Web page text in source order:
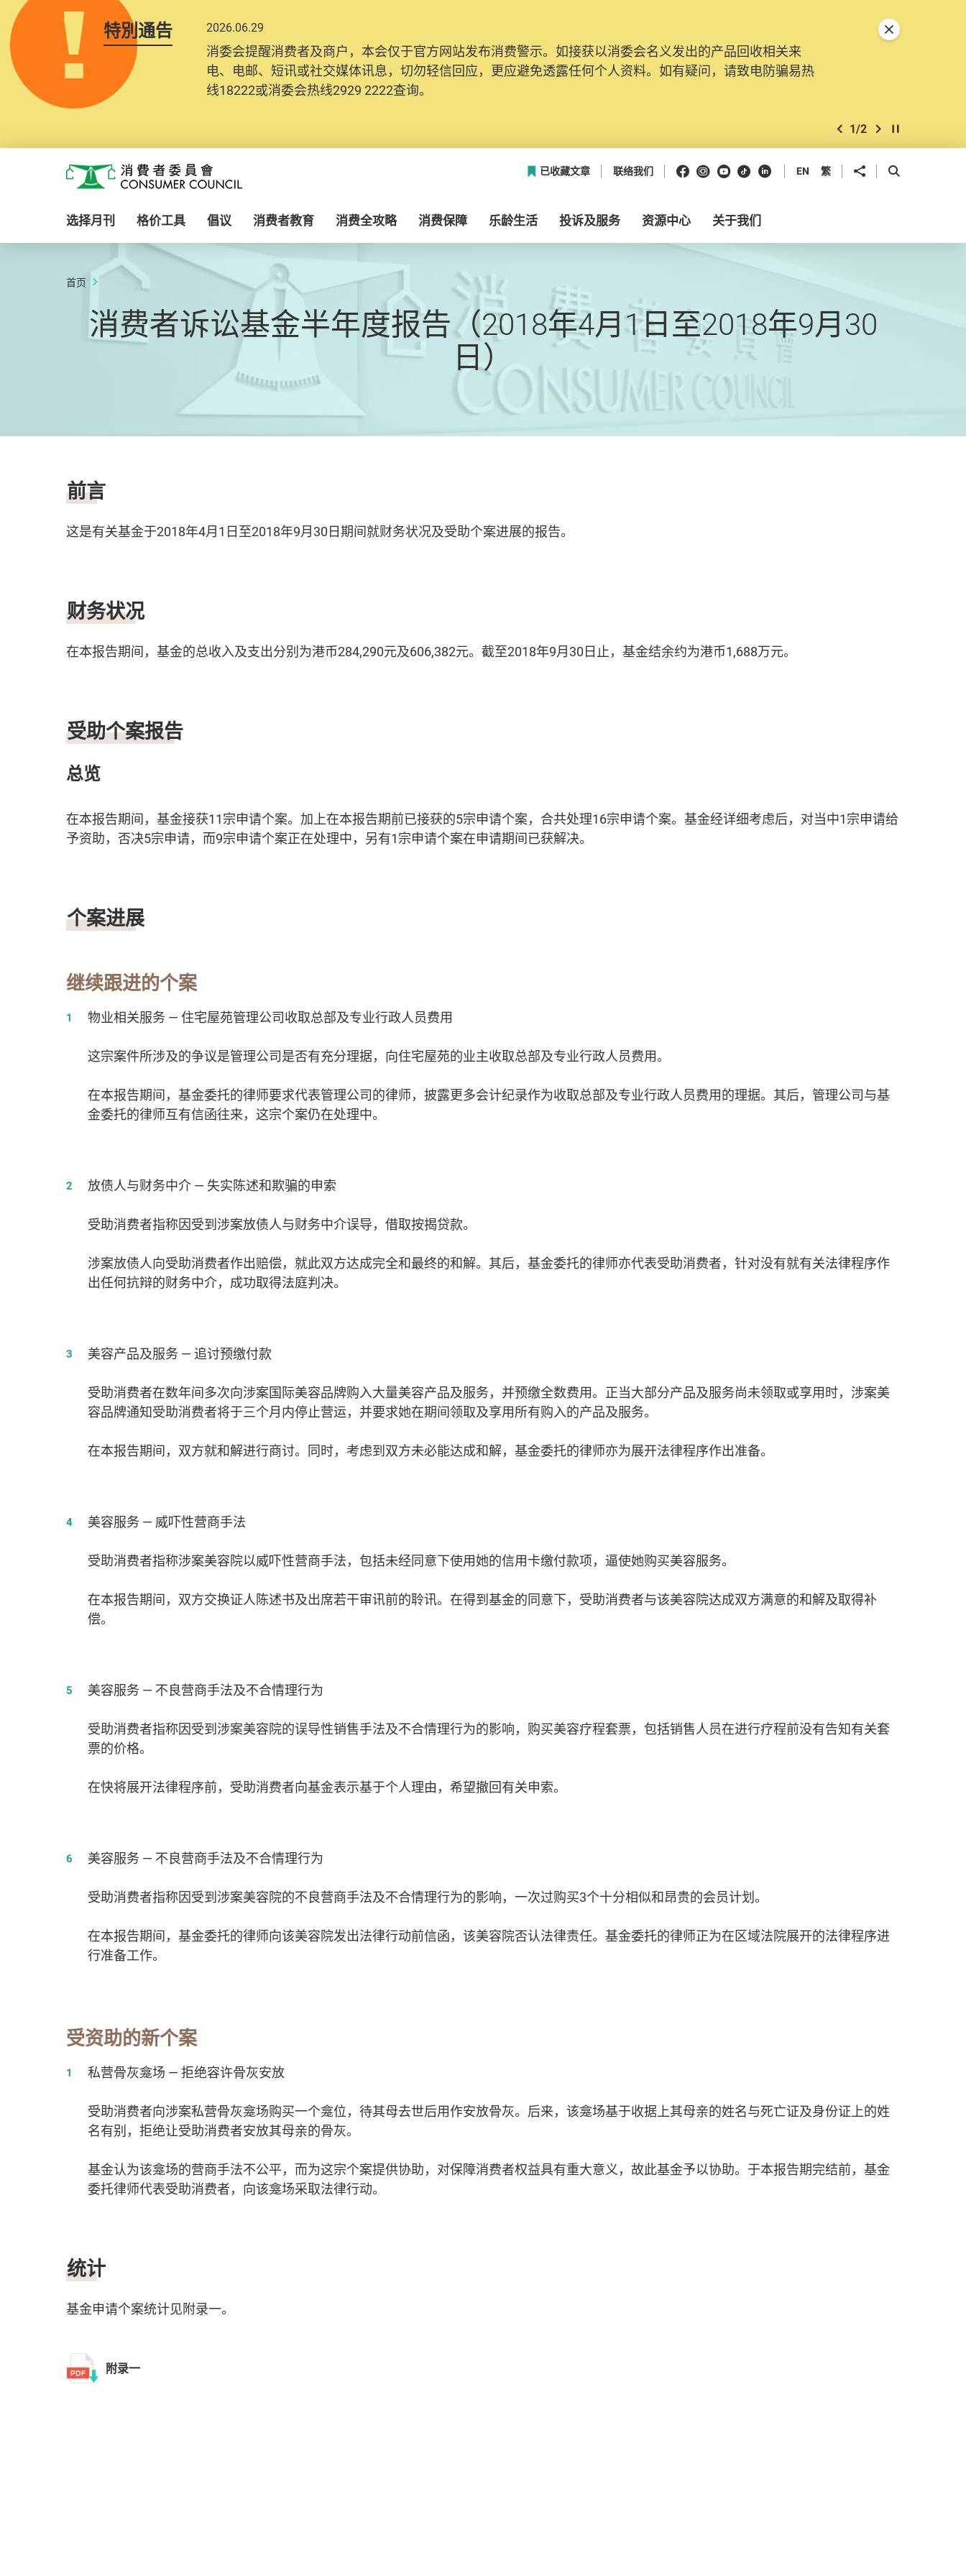
特別通告 2026.06.29
消委会提醒消费者及商户，本会仅于官方网站发布消费警示。如接获以消委会名义发出的产品回收相关来
电、电邮、短讯或社交媒体讯息，切勿轻信回应，更应避免透露任何个人资料。如有疑问，请致电防骗易热
线18222或消委会热线2929 2222查询。
上一个
1/2 下一个开始/暂停幻灯
关闭特別通告
消费者委员会
已收藏文章 联络我们 Facebook
Instagram
Youtube
抖音领英 EN 繁 分享到 开启搜寻框
选择月刊 格价工具 倡议 消费者教育 消费全攻略 消费保障 乐龄生活 投诉及服务 资源中心 关于我们
首页
消费者诉讼基金半年度报告（2018年4月1日至2018年9月30
日）
前言
这是有关基金于2018年4月1日至2018年9月30日期间就财务状况及受助个案进展的报告。
财务状况
在本报告期间，基金的总收入及支出分别为港币284,290元及606,382元。截至2018年9月30日止，基金结余约为港币1,688万元。
受助个案报告
总览
在本报告期间，基金接获11宗申请个案。加上在本报告期前已接获的5宗申请个案，合共处理16宗申请个案。基金经详细考虑后，对当中1宗申请给
予资助，否决5宗申请，而9宗申请个案正在处理中，另有1宗申请个案在申请期间已获解决。
个案进展
继续跟进的个案
物业相关服务 — 住宅屋苑管理公司收取总部及专业行政人员费用
这宗案件所涉及的争议是管理公司是否有充分理据，向住宅屋苑的业主收取总部及专业行政人员费用。
在本报告期间，基金委托的律师要求代表管理公司的律师，披露更多会计纪录作为收取总部及专业行政人员费用的理据。其后，管理公司与基
金委托的律师互有信函往来，这宗个案仍在处理中。
放债人与财务中介 — 失实陈述和欺骗的申索
受助消费者指称因受到涉案放债人与财务中介误导，借取按揭贷款。
涉案放债人向受助消费者作出赔偿，就此双方达成完全和最终的和解。其后，基金委托的律师亦代表受助消费者，针对没有就有关法律程序作
出任何抗辩的财务中介，成功取得法庭判决。
美容产品及服务 — 追讨预缴付款
受助消费者在数年间多次向涉案国际美容品牌购入大量美容产品及服务，并预缴全数费用。正当大部分产品及服务尚未领取或享用时，涉案美
容品牌通知受助消费者将于三个月内停止营运，并要求她在期间领取及享用所有购入的产品及服务。
在本报告期间，双方就和解进行商讨。同时，考虑到双方未必能达成和解，基金委托的律师亦为展开法律程序作出准备。
美容服务 — 威吓性营商手法
受助消费者指称涉案美容院以威吓性营商手法，包括未经同意下使用她的信用卡缴付款项，逼使她购买美容服务。
在本报告期间，双方交换证人陈述书及出席若干审讯前的聆讯。在得到基金的同意下，受助消费者与该美容院达成双方满意的和解及取得补
偿。
美容服务 — 不良营商手法及不合情理行为
受助消费者指称因受到涉案美容院的误导性销售手法及不合情理行为的影响，购买美容疗程套票，包括销售人员在进行疗程前没有告知有关套
票的价格。
在快将展开法律程序前，受助消费者向基金表示基于个人理由，希望撤回有关申索。
美容服务 — 不良营商手法及不合情理行为
受助消费者指称因受到涉案美容院的不良营商手法及不合情理行为的影响，一次过购买3个十分相似和昂贵的会员计划。
在本报告期间，基金委托的律师向该美容院发出法律行动前信函，该美容院否认法律责任。基金委托的律师正为在区域法院展开的法律程序进
行准备工作。
受资助的新个案
私营骨灰龛场 — 拒绝容许骨灰安放
受助消费者向涉案私营骨灰龛场购买一个龛位，待其母去世后用作安放骨灰。后来，该龛场基于收据上其母亲的姓名与死亡证及身份证上的姓
名有别，拒绝让受助消费者安放其母亲的骨灰。
基金认为该龛场的营商手法不公平，而为这宗个案提供协助，对保障消费者权益具有重大意义，故此基金予以协助。于本报告期完结前，基金
委托律师代表受助消费者，向该龛场采取法律行动。
统计
基金申请个案统计见附录一。
附录一